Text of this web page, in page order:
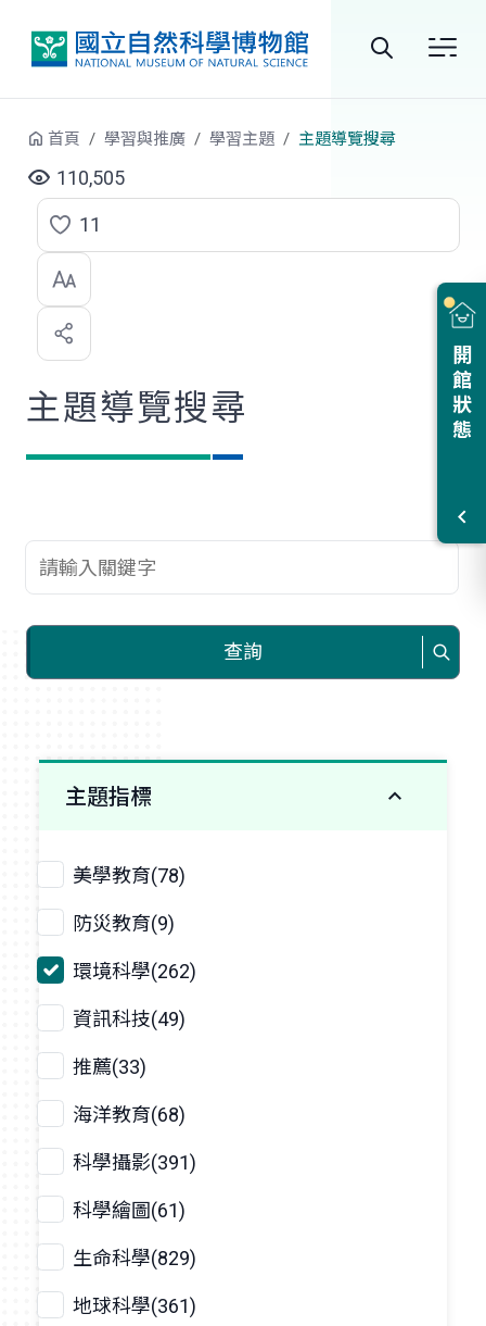
站
尋
開館狀態
首頁 學習與推廣 學習主題 主題導覽搜尋
110,505
點
選
喜
歡
11
主題導覽搜尋
查詢關鍵字
查詢
主題指標
美學教育(78)
防災教育(9)
環境科學(262)
資訊科技(49)
推薦(33)
海洋教育(68)
科學攝影(391)
科學繪圖(61)
生命科學(829)
地球科學(361)